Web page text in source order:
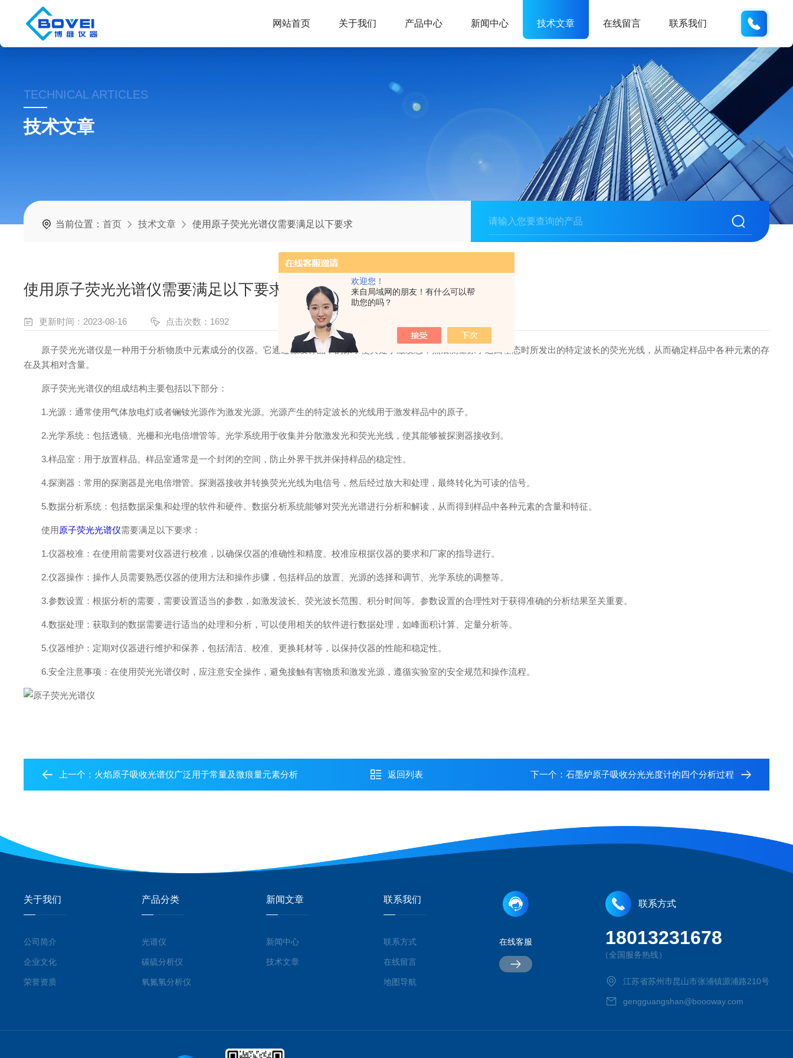
欢迎您！
来自局域网的朋友！有什么可以帮
助您的吗？
网站首页 关于我们 产品中心 新闻中心 技术文章 在线留言 联系我们
TECHNICAL ARTICLES
技术文章
当前位置：首页 技术文章 使用原子荧光光谱仪需要满足以下要求
使用原子荧光光谱仪需要满足以下要求
更新时间：2023-08-16 点击次数：1692
原子荧光光谱仪是一种用于分析物质中元素成分的仪器。它通过激发样品中的原子使其处于激发态，然后测量原子返回基态时所发出的特定波长的荧光光线，从而确定样品中各种元素的存
在及其相对含量。
原子荧光光谱仪的组成结构主要包括以下部分：
1.光源：通常使用气体放电灯或者镧钕光源作为激发光源。光源产生的特定波长的光线用于激发样品中的原子。
2.光学系统：包括透镜、光栅和光电倍增管等。光学系统用于收集并分散激发光和荧光光线，使其能够被探测器接收到。
3.样品室：用于放置样品。样品室通常是一个封闭的空间，防止外界干扰并保持样品的稳定性。
4.探测器：常用的探测器是光电倍增管。探测器接收并转换荧光光线为电信号，然后经过放大和处理，最终转化为可读的信号。
5.数据分析系统：包括数据采集和处理的软件和硬件。数据分析系统能够对荧光光谱进行分析和解读，从而得到样品中各种元素的含量和特征。
使用 原子荧光光谱仪需要满足以下要求：
1.仪器校准：在使用前需要对仪器进行校准，以确保仪器的准确性和精度。校准应根据仪器的要求和厂家的指导进行。
2.仪器操作：操作人员需要熟悉仪器的使用方法和操作步骤，包括样品的放置、光源的选择和调节、光学系统的调整等。
3.参数设置：根据分析的需要，需要设置适当的参数，如激发波长、荧光波长范围、积分时间等。参数设置的合理性对于获得准确的分析结果至关重要。
4.数据处理：获取到的数据需要进行适当的处理和分析，可以使用相关的软件进行数据处理，如峰面积计算、定量分析等。
5.仪器维护：定期对仪器进行维护和保养，包括清洁、校准、更换耗材等，以保持仪器的性能和稳定性。
6.安全注意事项：在使用荧光光谱仪时，应注意安全操作，避免接触有害物质和激发光源，遵循实验室的安全规范和操作流程。
上一个： 火焰原子吸收光谱仪广泛用于常量及微痕量元素分析 返回列表 下一个： 石墨炉原子吸收分光光度计的四个分析过程
关于我们
公司简介
企业文化
荣誉资质
产品分类
光谱仪
碳硫分析仪
氧氮氢分析仪
新闻文章
新闻中心
技术文章
联系我们
联系方式
在线留言
地图导航
在线客服
联系方式
18013231678
（全国服务热线）
江苏省苏州市昆山市张浦镇源浦路210号
gengguangshan@boooway.com